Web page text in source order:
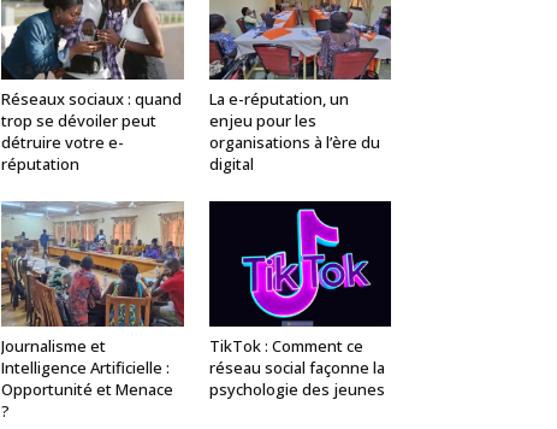
Réseaux sociaux : quand
trop se dévoiler peut
détruire votre e-
réputation
La e-réputation, un
enjeu pour les
organisations à l’ère du
digital
Journalisme et
Intelligence Artificielle :
Opportunité et Menace
?
TikTok : Comment ce
réseau social façonne la
psychologie des jeunes